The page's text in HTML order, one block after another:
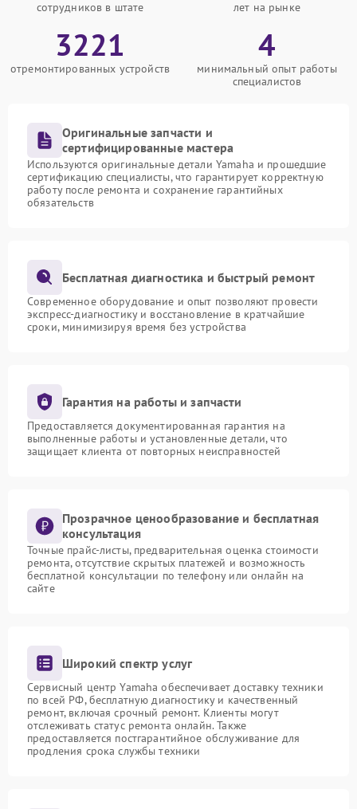
сотрудников в штате лет на рынке
3221
отремонтированных устройств
4
минимальный опыт работы
специалистов
Оригинальные запчасти и
сертифицированные мастера
Используются оригинальные детали Yamaha и прошедшие
сертификацию специалисты, что гарантирует корректную
работу после ремонта и сохранение гарантийных
обязательств
Бесплатная диагностика и быстрый ремонт
Современное оборудование и опыт позволяют провести
экспресс-диагностику и восстановление в кратчайшие
сроки, минимизируя время без устройства
Гарантия на работы и запчасти
Предоставляется документированная гарантия на
выполненные работы и установленные детали, что
защищает клиента от повторных неисправностей
Прозрачное ценообразование и бесплатная
консультация
Точные прайс-листы, предварительная оценка стоимости
ремонта, отсутствие скрытых платежей и возможность
бесплатной консультации по телефону или онлайн на
сайте
Широкий спектр услуг
Сервисный центр Yamaha обеспечивает доставку техники
по всей РФ, бесплатную диагностику и качественный
ремонт, включая срочный ремонт. Клиенты могут
отслеживать статус ремонта онлайн. Также
предоставляется постгарантийное обслуживание для
продления срока службы техники